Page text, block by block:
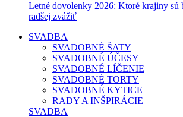
Letné dovolenky 2026: Ktoré krajiny sú
radšej zvážiť
SVADBA
SVADOBNÉ ŠATY
SVADOBNÉ ÚČESY
SVADOBNÉ LÍČENIE
SVADOBNÉ TORTY
SVADOBNÉ KYTICE
RADY A INŠPIRÁCIE
SVADBA